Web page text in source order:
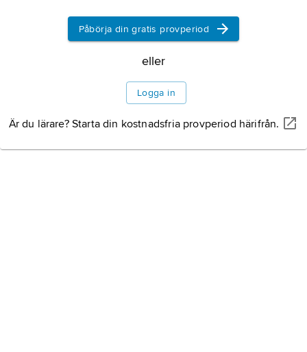
Information om artikeln
Påbörja din gratis provperiod
eller
Logga in
Är du lärare? Starta din kostnadsfria provperiod härifrån.